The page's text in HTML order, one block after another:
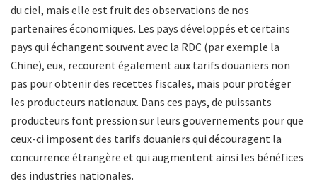
du ciel, mais elle est fruit des observations de nos
partenaires économiques. Les pays développés et certains
pays qui échangent souvent avec la RDC (par exemple la
Chine), eux, recourent également aux tarifs douaniers non
pas pour obtenir des recettes fiscales, mais pour protéger
les producteurs nationaux. Dans ces pays, de puissants
producteurs font pression sur leurs gouvernements pour que
ceux-ci imposent des tarifs douaniers qui découragent la
concurrence étrangère et qui augmentent ainsi les bénéfices
des industries nationales.